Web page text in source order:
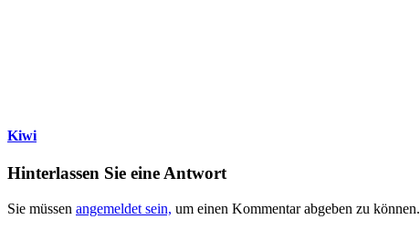
Kiwi
Hinterlassen Sie eine Antwort
Sie müssen angemeldet sein, um einen Kommentar abgeben zu können.